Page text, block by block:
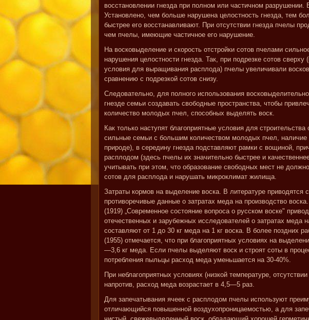
восстановлении гнезда при полном или частичном разрушении.
Установлено, чем больше нарушена целостность гнезда, тем
быстрее его восстанавливают. При отсутствии гнезда пчелы
чем пчелы, имеющие частичное его нарушение.
На восковыделение и скорость отстройки сотов пчелами
нарушения целостности гнезда. Так, при подрезке сотов сверху
условия для выращивания расплода) пчелы увеличивали
сравнению с подрезкой сотов снизу.
Следовательно, для полного использования
гнезде семьи создавать свободные пространства, чтобы
количество молодых пчел, способных выделять воск.
Как только наступят благоприятные условия для
сильные семьи с большим количеством молодых пчел,
природе), в середину гнезда подставляют рамки с вощиной,
расплодом (здесь пчелы их значительно быстрее и
учитывать при этом, что образование свободных мест не
сотов для расплода и нарушать микроклимат жилища.
Затраты кормов на выделение воска. В литературе приводятся
противоречивые данные о затратах меда на производство
(1919) „Современное состояние вопроса о русском воске"
отечественных и зарубежных исследователей о затратах меда
составляют от 1 до 30 кг меда на 1 кг воска. В более поздних
(1955) отмечается, что при благоприятных условиях на
—3,6 кг меда. Если пчелы выделяют воск и строят соты в
потребления пыльцы расход меда уменьшается на 30-40%.
При неблагоприятных условиях (низкой температуре,
напротив, расход меда возрастает в 4,5—5 раз.
Для запечатывания ячеек с расплодом пчелы используют
отличающийся повышенной воздухопроницаемостью, а для